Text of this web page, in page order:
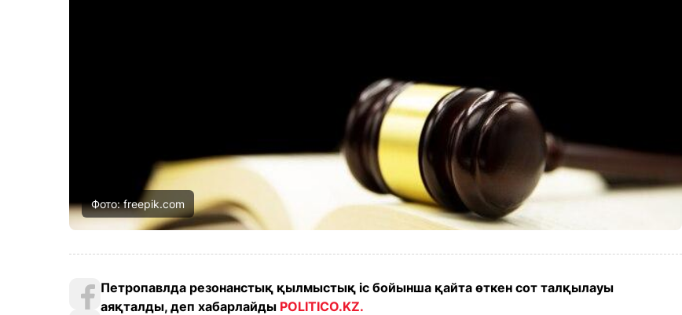
Фото: freepik.com
Петропавлда резонанстық қылмыстық іс бойынша қайта өткен сот талқылауы
аяқталды, деп хабарлайды POLITICO.KZ.